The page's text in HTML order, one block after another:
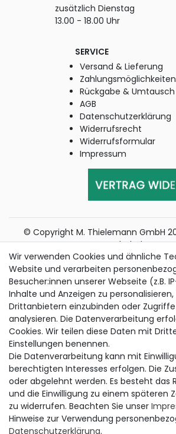
zusätzlich Dienstag
13.00 - 18.00 Uhr
SERVICE
Versand & Lieferung
Zahlungsmöglichkeiten
Rückgabe & Umtausch
AGB
Datenschutzerklärung
Widerrufsrecht
Widerrufsformular
Impressum
© Copyright M. Thielemann GmbH
vorbehalten.
alle Preise inkl. gesetzlicher
Die durchgestrichenen Preise
Wir verwenden Cookies und ähnliche
Website und verarbeiten
Besucher:innen unserer Webseite (z.B.
Inhalte und Anzeigen zu
Drittanbietern einzubinden oder
analysieren. Die Datenverarbeitung
Cookies. Wir teilen diese Daten mit
Einstellungen benennen.
Die Datenverarbeitung kann mit
berechtigten Interesses erfolgen. Die
oder abgelehnt werden. Es besteht das
und die Einwilligung zu einem späteren
zu widerrufen. Beachten Sie unser
Hinweise zur Verwendung
Daten­schutz­erklärung.